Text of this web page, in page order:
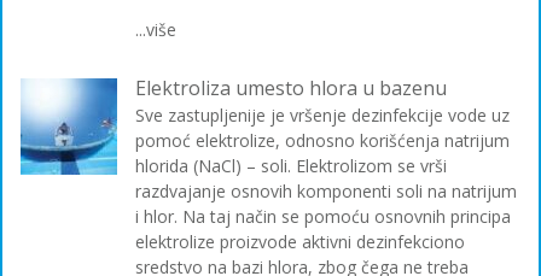
...više
Elektroliza umesto hlora u bazenu
Sve zastupljenije je vršenje dezinfekcije vode uz
pomoć elektrolize, odnosno korišćenja natrijum
hlorida (NaCl) – soli. Elektrolizom se vrši
razdvajanje osnovih komponenti soli na natrijum
i hlor. Na taj način se pomoću osnovnih principa
elektrolize proizvode aktivni dezinfekciono
sredstvo na bazi hlora, zbog čega ne treba